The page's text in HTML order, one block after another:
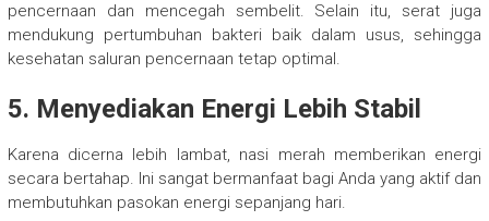
pencernaan dan mencegah sembelit. Selain itu, serat juga
mendukung pertumbuhan bakteri baik dalam usus, sehingga
kesehatan saluran pencernaan tetap optimal.
5. Menyediakan Energi Lebih Stabil
Karena dicerna lebih lambat, nasi merah memberikan energi
secara bertahap. Ini sangat bermanfaat bagi Anda yang aktif dan
membutuhkan pasokan energi sepanjang hari.